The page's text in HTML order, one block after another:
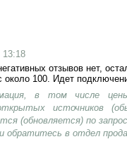
13:18
отзывов нет,
100. Идет
в том числе
источников
(обновляется) по
обратитесь в отдел